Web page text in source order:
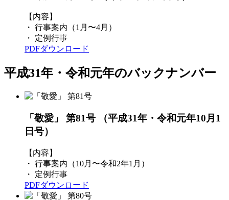
【内容】
・ 行事案内（1月〜4月）
・ 定例行事
PDFダウンロード
平成31年・令和元年のバックナンバー
「敬愛」 第81号
（平成31年・令和元年10月1
日号）
【内容】
・ 行事案内（10月〜令和2年1月）
・ 定例行事
PDFダウンロード